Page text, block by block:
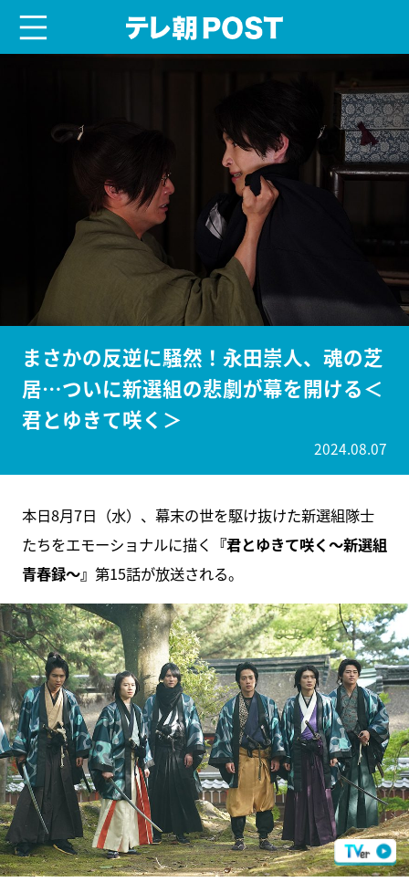
まさかの反逆に騒然！永田崇人、魂の芝
居…ついに新選組の悲劇が幕を開ける＜
君とゆきて咲く＞
2024.08.07
本日8月7日（水）、幕末の世を駆け抜けた新選組隊士
たちをエモーショナルに描く 『君とゆきて咲く～新選組
青春録～』 第15話が放送される。